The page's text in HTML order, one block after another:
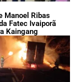
Manoel Ribas
Fatec Ivaiporã
Kaingang